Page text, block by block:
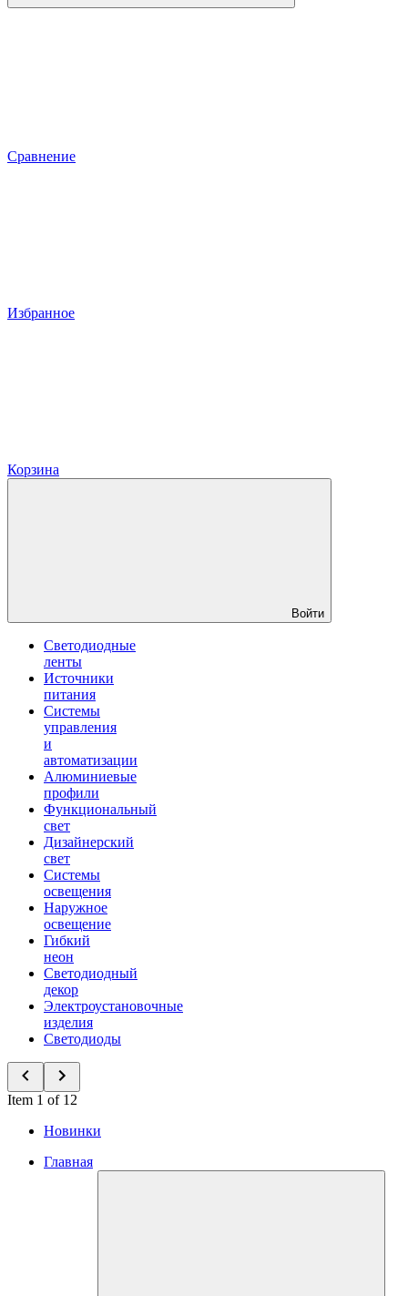
Сравнение
Избранное
Корзина
Войти
Светодиодные
ленты
Источники
питания
Системы
управления
и
автоматизации
Алюминиевые
профили
Функциональный
свет
Дизайнерский
свет
Системы
освещения
Наружное
освещение
Гибкий
неон
Светодиодный
декор
Электроустановочные
изделия
Светодиоды
Item 1 of 12
Новинки
Главная